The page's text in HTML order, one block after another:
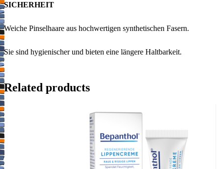
SICHERHEIT
Weiche Pinsel​​haare aus hochwertigen synthetischen Fasern.
Sie sind hygienischer und bieten eine längere Haltbarkeit.​​
Related products